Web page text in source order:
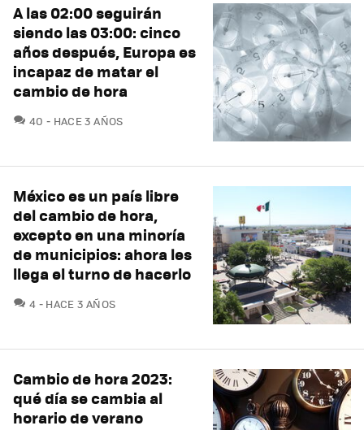
A las 02:00 seguirán
siendo las 03:00: cinco
años después, Europa es
incapaz de matar el
cambio de hora
40 COMENTARIOS
HACE 3 AÑOS
México es un país libre
del cambio de hora,
excepto en una minoría
de municipios: ahora les
llega el turno de hacerlo
4 COMENTARIOS
HACE 3 AÑOS
Cambio de hora 2023:
qué día se cambia al
horario de verano